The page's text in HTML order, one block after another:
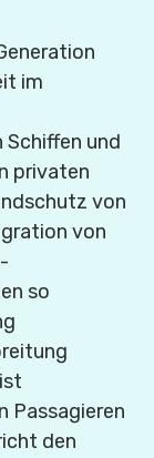
im
und
privaten
von
von
so
Passagieren
den